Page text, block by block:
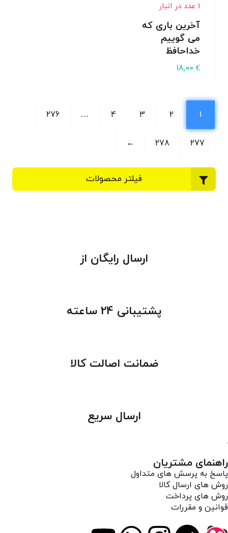
1 عدد در انبار
آخرین باری که
می گوییم
خداحافظ
18,00 €
1
2
3
4
…
276
277
278
←
فیلتر محصولات
ارسال رایگان از
پشتیبانی 24 ساعته
ضمانت اصالت کالا
ارسال سریع
.
راهنمای مشتریان
پاسخ به پرسش های متداول
روش های ارسال کالا
روش های پرداخت
قوانین و مقررات